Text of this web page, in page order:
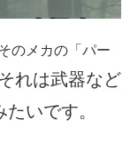
のメカの「パー
れは武器など
いです。